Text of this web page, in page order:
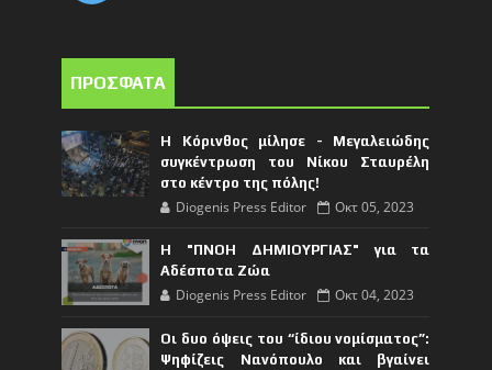
ΠΡΟΣΦΑΤΑ
Η Κόρινθος μίλησε - Μεγαλειώδης
συγκέντρωση του Νίκου Σταυρέλη
στο κέντρο της πόλης!
Diogenis Press Editor Οκτ 05, 2023
Η "ΠΝΟΗ ΔΗΜΙΟΥΡΓΙΑΣ" για τα
Αδέσποτα Ζώα
Diogenis Press Editor Οκτ 04, 2023
Οι δυο όψεις του “ίδιου νομίσματος”:
Ψηφίζεις Νανόπουλο και βγαίνει